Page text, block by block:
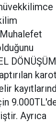
DÖNÜŞÜM
karot
Ayrıca